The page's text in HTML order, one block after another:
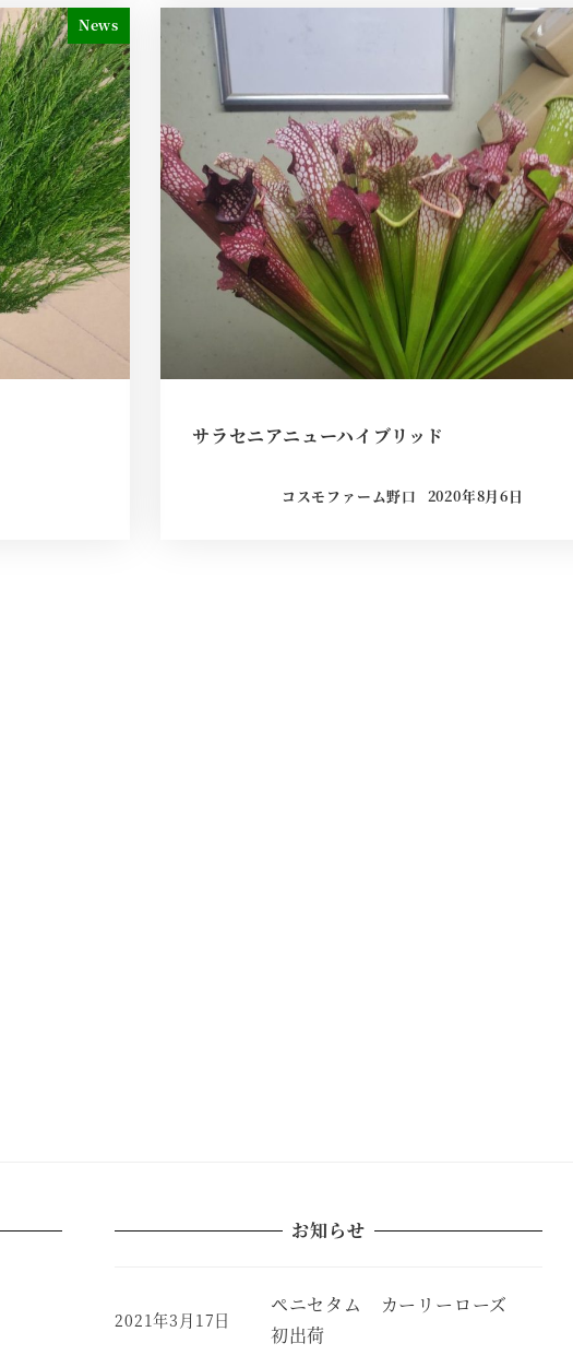
News
サラセニアニューハイブリッド
コスモファーム野口 2020年8月6日
お知らせ
ペニセタム カーリーローズ
初出荷
2021年3月17日